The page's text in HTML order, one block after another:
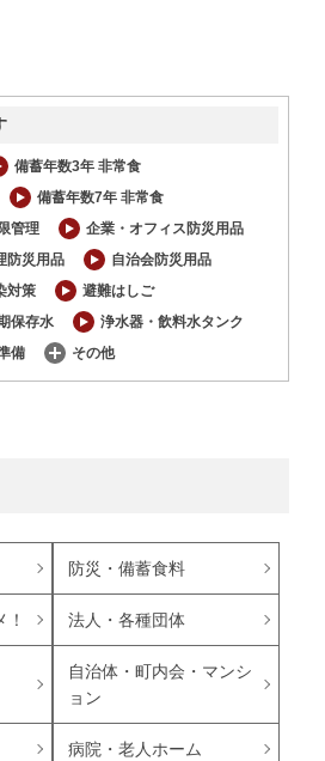
備蓄年数3年 非常食
備蓄年数7年 非常食
管理
企業・オフィス防災用品
防災用品
自治会防災用品
対策
避難はしご
保存水
浄水器・飲料水タンク
備 その他
防災・備蓄食料
法人・各種団体
自治体・町内会・マンシ
ョン
病院・老人ホーム